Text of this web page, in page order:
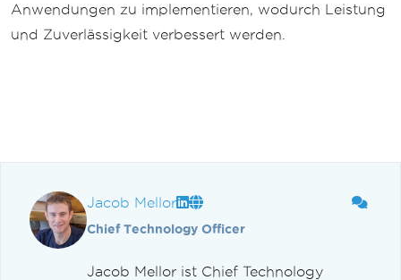
Anwendungen zu implementieren, wodurch Leistung
und Zuverlässigkeit verbessert werden.
Jacob Mellor
Chief Technology Officer
Jacob Mellor ist Chief Technology